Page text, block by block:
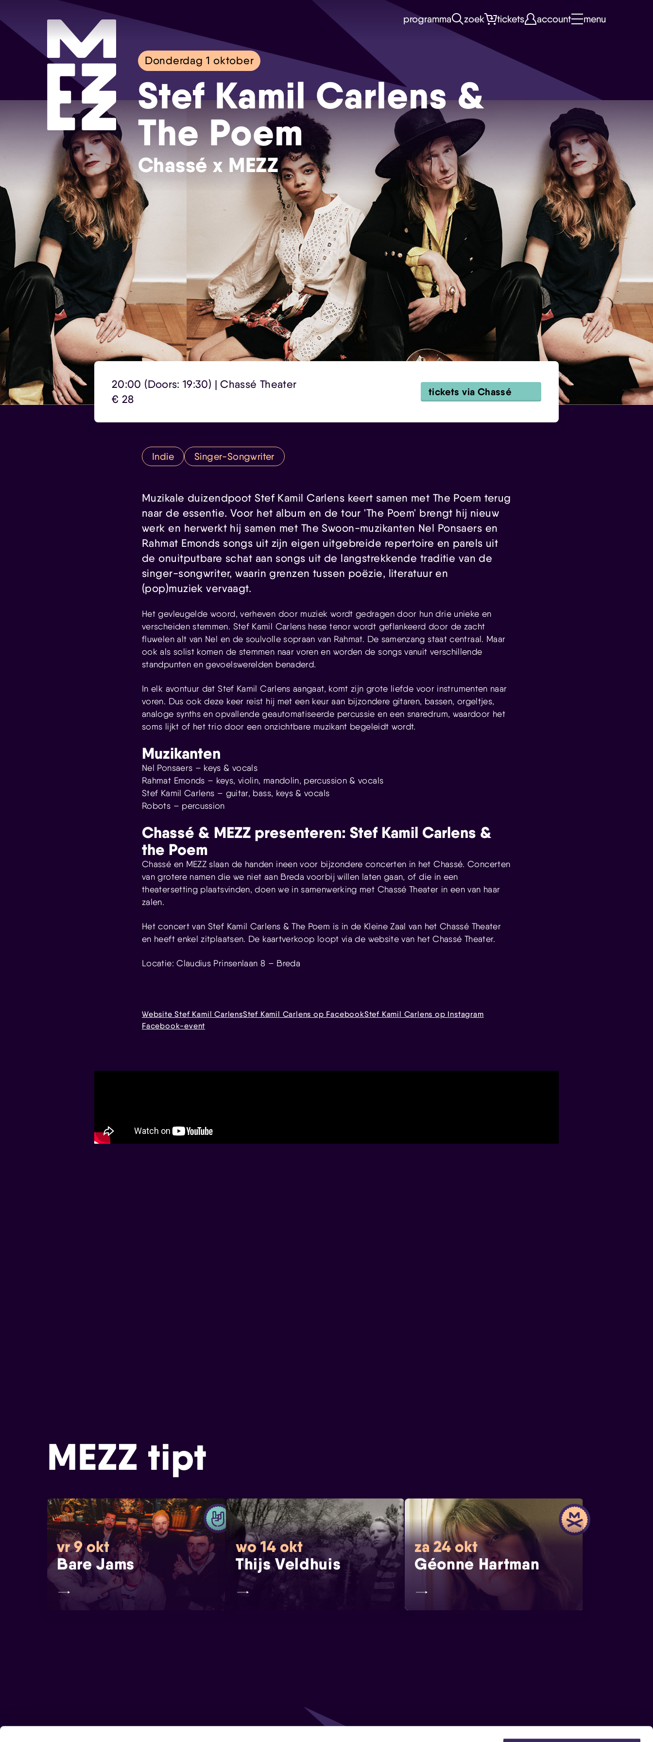
Skip navigatie
programma zoek tickets account menu
Donderdag 1 oktober
Stef Kamil Carlens &
The Poem
Chassé x MEZZ
tickets via Chassé
20:00 (Doors: 19:30) | Chassé Theater
€ 28
Indie Singer-Songwriter
Muzikale duizendpoot Stef Kamil Carlens keert samen met The Poem terug
naar de essentie. Voor het album en de tour 'The Poem' brengt hij nieuw
werk en herwerkt hij samen met The Swoon-muzikanten Nel Ponsaers en
Rahmat Emonds songs uit zijn eigen uitgebreide repertoire en parels uit
de onuitputbare schat aan songs uit de langstrekkende traditie van de
singer-songwriter, waarin grenzen tussen poëzie, literatuur en
(pop)muziek vervaagt.
Het gevleugelde woord, verheven door muziek wordt gedragen door hun drie unieke en
verscheiden stemmen. Stef Kamil Carlens hese tenor wordt geflankeerd door de zacht
fluwelen alt van Nel en de soulvolle sopraan van Rahmat. De samenzang staat centraal. Maar
ook als solist komen de stemmen naar voren en worden de songs vanuit verschillende
standpunten en gevoelswerelden benaderd.
In elk avontuur dat Stef Kamil Carlens aangaat, komt zijn grote liefde voor instrumenten naar
voren. Dus ook deze keer reist hij met een keur aan bijzondere gitaren, bassen, orgeltjes,
analoge synths en opvallende geautomatiseerde percussie en een snaredrum, waardoor het
soms lijkt of het trio door een onzichtbare muzikant begeleidt wordt.
Muzikanten
Nel Ponsaers – keys & vocals
Rahmat Emonds – keys, violin, mandolin, percussion & vocals
Stef Kamil Carlens – guitar, bass, keys & vocals
Robots – percussion
Chassé & MEZZ presenteren: Stef Kamil Carlens &
the Poem
Chassé en MEZZ slaan de handen ineen voor bijzondere concerten in het Chassé. Concerten
van grotere namen die we niet aan Breda voorbij willen laten gaan, of die in een
theatersetting plaatsvinden, doen we in samenwerking met Chassé Theater in een van haar
zalen.
Het concert van Stef Kamil Carlens & The Poem is in de Kleine Zaal van het Chassé Theater
en heeft enkel zitplaatsen. De kaartverkoop loopt via de website van het Chassé Theater.
Locatie: Claudius Prinsenlaan 8 – Breda
Website Stef Kamil CarlensStef Kamil Carlens op FacebookStef Kamil Carlens op Instagram
Facebook-event
MEZZ tipt
vr 9 okt
Bare Jams
wo 14 okt
Thijs Veldhuis
za 24 okt
Géonne Hartman